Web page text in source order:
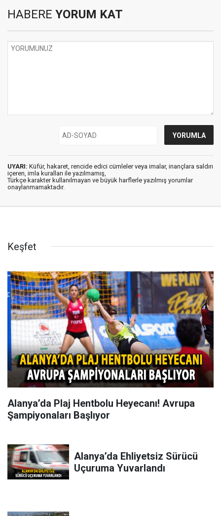
HABERE YORUM KAT
UYARI: Küfür, hakaret, rencide edici cümleler veya imalar, inançlara saldırı
içeren, imla kuralları ile yazılmamış,
Türkçe karakter kullanılmayan ve büyük harflerle yazılmış yorumlar
onaylanmamaktadır.
Keşfet
Alanya’da Plaj Hentbolu Heyecanı! Avrupa
Şampiyonaları Başlıyor
Alanya’da Ehliyetsiz Sürücü
Uçuruma Yuvarlandı